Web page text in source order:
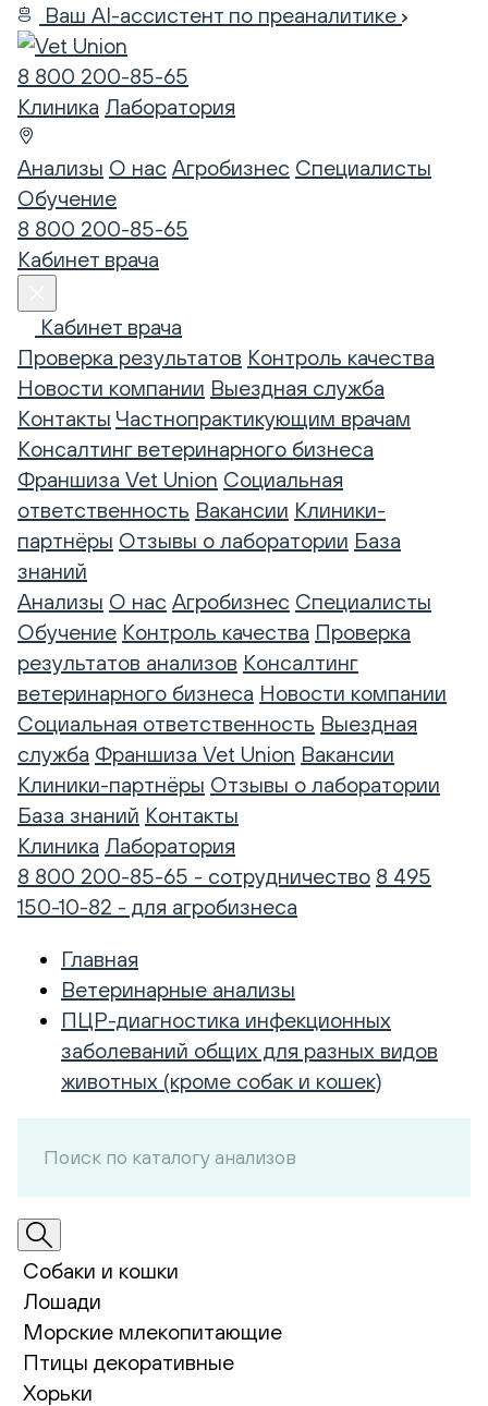
Ваш AI-ассистент по преаналитике
8 800 200-85-65
Клиника Лаборатория
Анализы О нас Агробизнес Специалисты
Обучение
8 800 200-85-65
Кабинет врача
Кабинет врача
Проверка результатов Контроль качества
Новости компании Выездная служба
Контакты Частнопрактикующим врачам
Консалтинг ветеринарного бизнеса
Франшиза Vet Union Социальная
ответственность Вакансии Клиники-
партнёры Отзывы о лаборатории База
знаний
Анализы О нас Агробизнес Специалисты
Обучение Контроль качества Проверка
результатов анализов Консалтинг
ветеринарного бизнеса Новости компании
Социальная ответственность Выездная
служба Франшиза Vet Union Вакансии
Клиники-партнёры Отзывы о лаборатории
База знаний Контакты
Клиника Лаборатория
8 800 200-85-65 - сотрудничество 8 495
150-10-82 - для агробизнеса
Главная
Ветеринарные анализы
ПЦР-диагностика инфекционных
заболеваний общих для разных видов
животных (кроме собак и кошек)
Собаки и кошки
Лошади
Морские млекопитающие
Птицы декоративные
Хорьки